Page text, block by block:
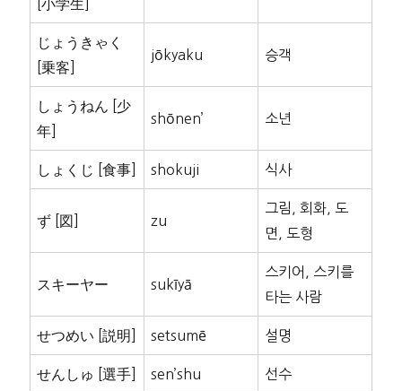
[小学生]
じょうきゃく
[乗客]
jōkyaku 승객
しょうねん [少
年]
shōnen’ 소년
しょくじ [食事] shokuji 식사
ず [図] zu
그림, 회화, 도
면, 도형
スキーヤー sukīyā
스키어, 스키를
타는 사람
せつめい [説明] setsumē 설명
せんしゅ [選手] sen’shu 선수